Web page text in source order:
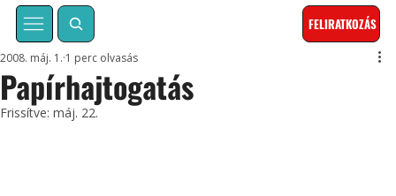
FELIRATKOZÁS
Papírhajtogatás
2008. máj. 1. 1 perc olvasás
Frissítve:máj. 22.